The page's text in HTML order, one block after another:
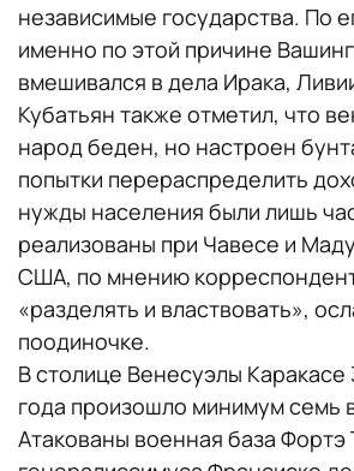
независимые государства. По
именно по этой причине
вмешивался в дела Ирака,
Кубатьян также отметил, что
народ беден, но настроен
попытки перераспределить
нужды населения были лишь
реализованы при Чавесе и
США, по мнению
«разделять и властвовать»,
поодиночке.
В столице Венесуэлы Каракасе
года произошло минимум семь
Атакованы военная база Фортэ